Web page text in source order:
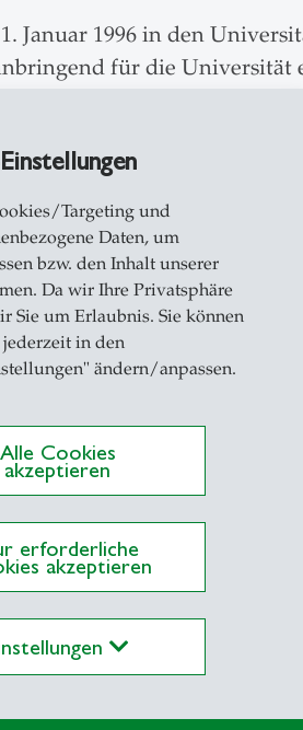
Targeting und
Daten, um
bzw. den Inhalt unserer
Da wir Ihre Privatsphäre
Sie um Erlaubnis. Sie können
in den
ändern/anpassen.
Alle Cookies
akzeptieren
erforderliche
akzeptieren
Januar 1996 in den
für die
politischen Durchbruch.
eine strategische
der HSG und deren
in den Universitätsrat
lag Schorer die
seine Erfahrung aus der
Universität ein. Aufgrund
der HSG-
Newsroom
description